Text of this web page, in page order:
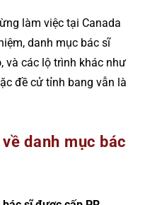
làm việc tại Canada
danh mục bác sĩ
, và các lộ trình khác như
đề cử tỉnh bang vẫn là
danh mục bác